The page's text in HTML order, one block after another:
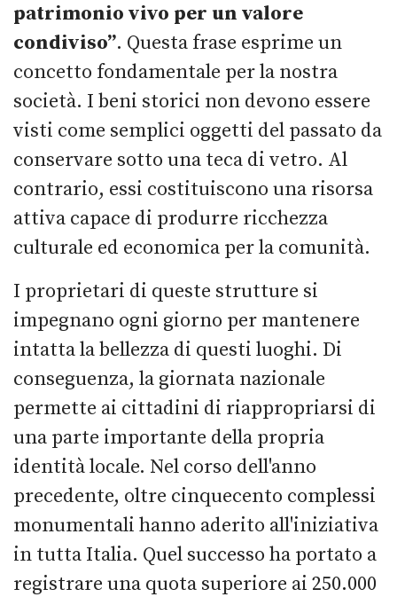
patrimonio vivo per un valore
condiviso”. Questa frase esprime un
concetto fondamentale per la nostra
società. I beni storici non devono essere
visti come semplici oggetti del passato da
conservare sotto una teca di vetro. Al
contrario, essi costituiscono una risorsa
attiva capace di produrre ricchezza
culturale ed economica per la comunità.
I proprietari di queste strutture si
impegnano ogni giorno per mantenere
intatta la bellezza di questi luoghi. Di
conseguenza, la giornata nazionale
permette ai cittadini di riappropriarsi di
una parte importante della propria
identità locale. Nel corso dell'anno
precedente, oltre cinquecento complessi
monumentali hanno aderito all'iniziativa
in tutta Italia. Quel successo ha portato a
registrare una quota superiore ai 250.000